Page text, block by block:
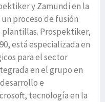
y Zamundi en la
proceso de fusión
plantillas. Prospektiker,
está especializada en
para el sector
en el grupo en
e
tecnología en la